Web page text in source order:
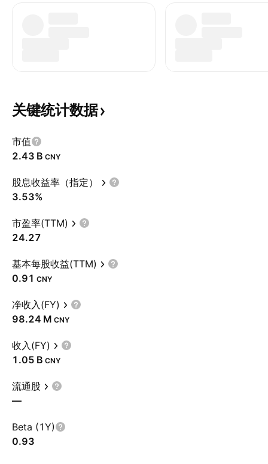
关键统计数据
市值
‪2.43 B‬ CNY
股息收益率（指定）
3.53%
市盈率(TTM)
24.27
基本每股收益(TTM)
0.91 CNY
净收入(FY)
‪98.24 M‬ CNY
收入(FY)
‪1.05 B‬ CNY
流通股
—
Beta (1Y)
0.93